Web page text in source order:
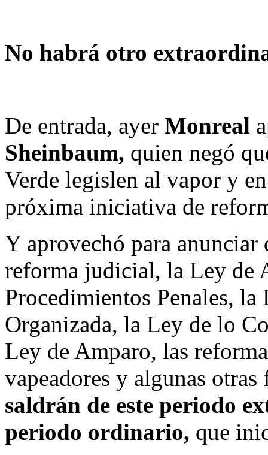
No habrá otro
De entrada, ayer Monreal
Sheinbaum, quien negó
Verde legislen al vapor y
próxima iniciativa de
Y aprovechó para anunciar
reforma judicial, la Ley de
Procedimientos Penales,
Organizada, la Ley de lo
Ley de Amparo, las
vapeadores y algunas
saldrán de este periodo
periodo ordinario, que